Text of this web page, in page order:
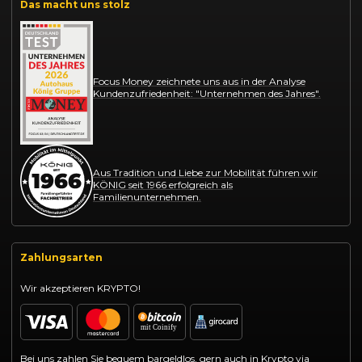
Das macht uns stolz
Focus Money zeichnete uns aus in der Analyse
Kundenzufriedenheit: "Unternehmen des Jahres".
Aus Tradition und Liebe zur Mobilität führen wir
KÖNIG seit 1966 erfolgreich als
Familienunternehmen.
Zahlungsarten
Wir akzeptieren KRYPTO!
Bei uns zahlen Sie bequem bargeldlos, gern auch in Krypto via